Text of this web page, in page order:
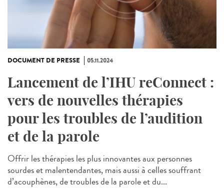
DOCUMENT DE PRESSE 05.11.2024
Lancement de l’IHU reConnect :
vers de nouvelles thérapies
pour les troubles de l’audition
et de la parole
Offrir les thérapies les plus innovantes aux personnes
sourdes et malentendantes, mais aussi à celles souffrant
d’acouphènes, de troubles de la parole et du...